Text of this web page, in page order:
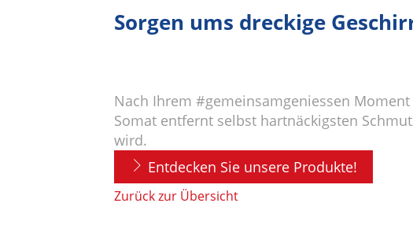
Sorgen ums dreckige
Nach Ihrem #gemeinsamgeniessen
Somat entfernt selbst hartnäckigsten
wird.
Entdecken Sie unsere Produkte!
Zurück zur Übersicht